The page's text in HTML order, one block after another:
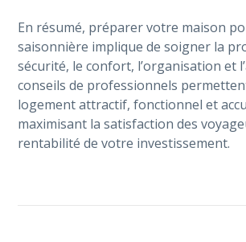
En résumé, préparer votre maison
saisonnière implique de soigner la
sécurité, le confort, l’organisation et
conseils de professionnels
logement attractif, fonctionnel et
maximisant la satisfaction des
rentabilité de votre investissement.